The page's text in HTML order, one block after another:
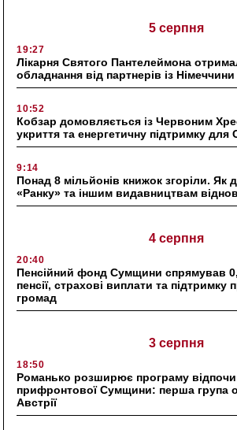
5 серпня
19:27
Лікарня Святого Пантелеймона
обладнання від партнерів із Німеччини
10:52
Кобзар домовляється із Червоним
укриття та енергетичну підтримку для
9:14
Понад 8 мільйонів книжок згоріли. Як
«Ранку» та іншим видавництвам
4 серпня
20:40
Пенсійний фонд Сумщини спрямував
пенсії, страхові виплати та
громад
3 серпня
18:50
Романько розширює програму
прифронтової Сумщини: перша група
Австрії